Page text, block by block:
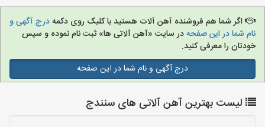
آهن آلاتی های شهرها
اگر شما هم فروشنده آهن آلات هستید با کلیک روی دکمهدرج آگهی و
نام شما در این صفحهدر سایت «آهن آلاتی ها» ثبت نام نموده و سپس
خودتان را معرفی کنید.
درج آگهی و نام شما در این صفحه
لیست بهترین آهن آلاتی های سنندج